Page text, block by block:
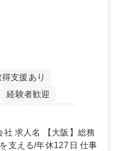
支援あり
経験者歓迎
宅あり 食事補助あり
務
える/年休127日 仕事